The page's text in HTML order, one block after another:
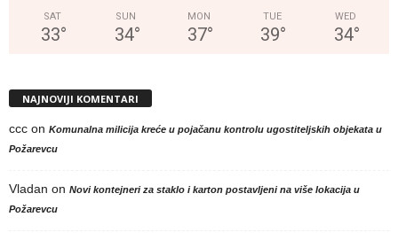
SAT
33°
SUN
34°
MON
37°
TUE
39°
WED
34°
NAJNOVIJI KOMENTARI
ccc on Komunalna milicija kreće u pojačanu kontrolu ugostiteljskih objekata u
Požarevcu
Vladan on Novi kontejneri za staklo i karton postavljeni na više lokacija u
Požarevcu